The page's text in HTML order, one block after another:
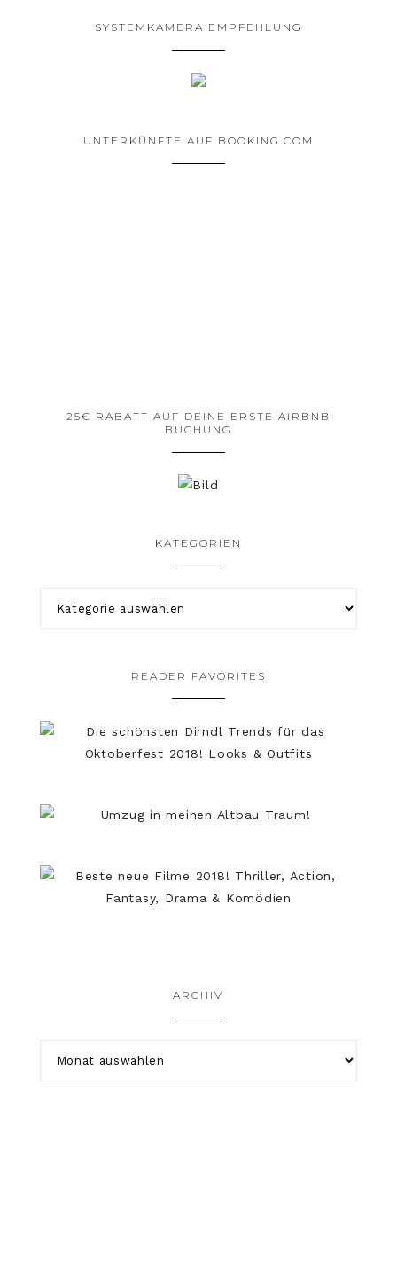
SYSTEMKAMERA EMPFEHLUNG
UNTERKÜNFTE AUF BOOKING.COM
25€ RABATT AUF DEINE ERSTE AIRBNB
BUCHUNG
KATEGORIEN
READER FAVORITES
ARCHIV